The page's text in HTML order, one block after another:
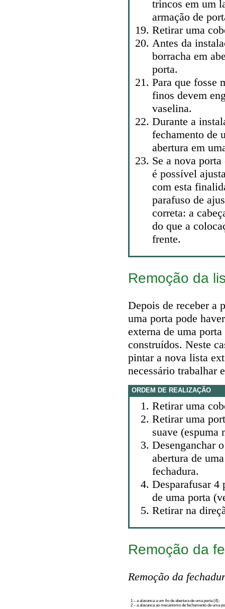
trincos em um
armação de
Retirar uma
Antes da
borracha em
porta.
Para que fosse
finos devem
vaselina.
Durante a
fechamento de
abertura em
Se a nova
é possível
com esta
parafuso de
correta: a
do que a
frente.
Remoção da
Depois de receber a
uma porta pode
externa de uma
construídos. Neste
pintar a nova lista
necessário trabalhar
ORDEM DE REALIZAÇÃO
Retirar uma
Retirar uma
suave (espuma
Desenganchar
abertura de
fechadura.
Desparafusar 4
de uma porta
Retirar na
Remoção da
Remoção da
1 – a alavanca a um fio de abertura de uma porta (4);
2 – a alavanca ao mecanismo de fechamento de uma